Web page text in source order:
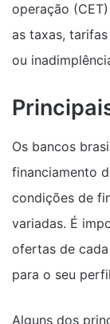
operação
as taxas,
ou
Os bancos
financiamento
condições de
variadas. É
ofertas de
para o seu
Alguns dos